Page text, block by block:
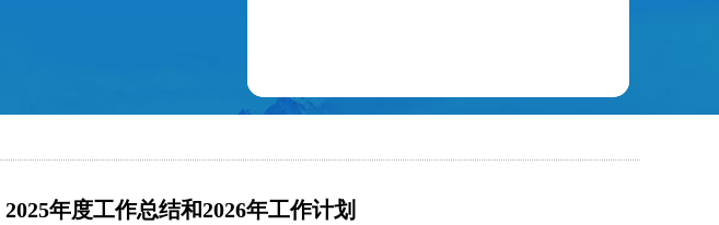
2025年度工作总结和2026年工作计划